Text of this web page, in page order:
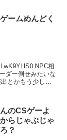
ームめんどく
NPC相
ダー倒せみたいな
とかもう少しど
のCSゲーよ
らじゃぶじゃ
？